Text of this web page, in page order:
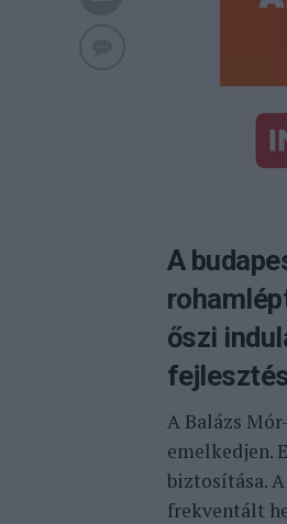
A
őszi
A Balázs
emelkedjen.
biztosítása.
frekventált